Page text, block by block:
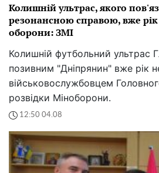
Колишній ультрас, якого
резонансною справою, вже
оборони: ЗМІ
Колишній футбольний ультрас
позивним "Дніпрянин" вже рік
військовослужбовцем
розвідки Міноборони.
12:50 04.08